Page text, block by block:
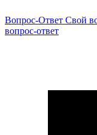
Вопрос-Ответ Свой
вопрос-ответ